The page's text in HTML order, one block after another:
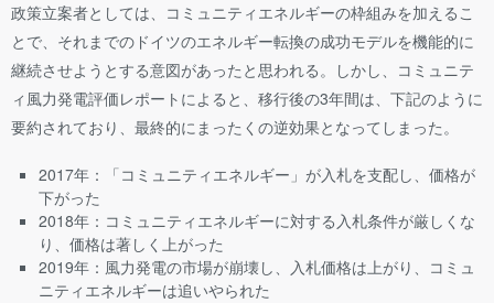
政策立案者としては、コミュニティエネルギーの枠組みを加えるこ
とで、それまでのドイツのエネルギー転換の成功モデルを機能的に
継続させようとする意図があったと思われる。しかし、コミュニテ
ィ風力発電評価レポートによると、移行後の3年間は、下記のように
要約されており、最終的にまったくの逆効果となってしまった。
2017年：「コミュニティエネルギー」が入札を支配し、価格が
下がった
2018年：コミュニティエネルギーに対する入札条件が厳しくな
り、価格は著しく上がった
2019年：風力発電の市場が崩壊し、入札価格は上がり、コミュ
ニティエネルギーは追いやられた